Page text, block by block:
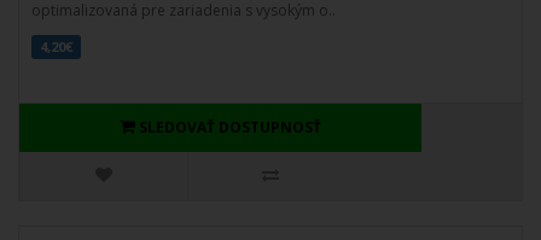
optimalizovaná pre zariadenia s vysokým o..
4,20€
SLEDOVAŤ DOSTUPNOSŤ